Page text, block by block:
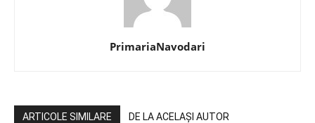
PrimariaNavodari
ARTICOLE SIMILARE DE LA ACELAȘI AUTOR